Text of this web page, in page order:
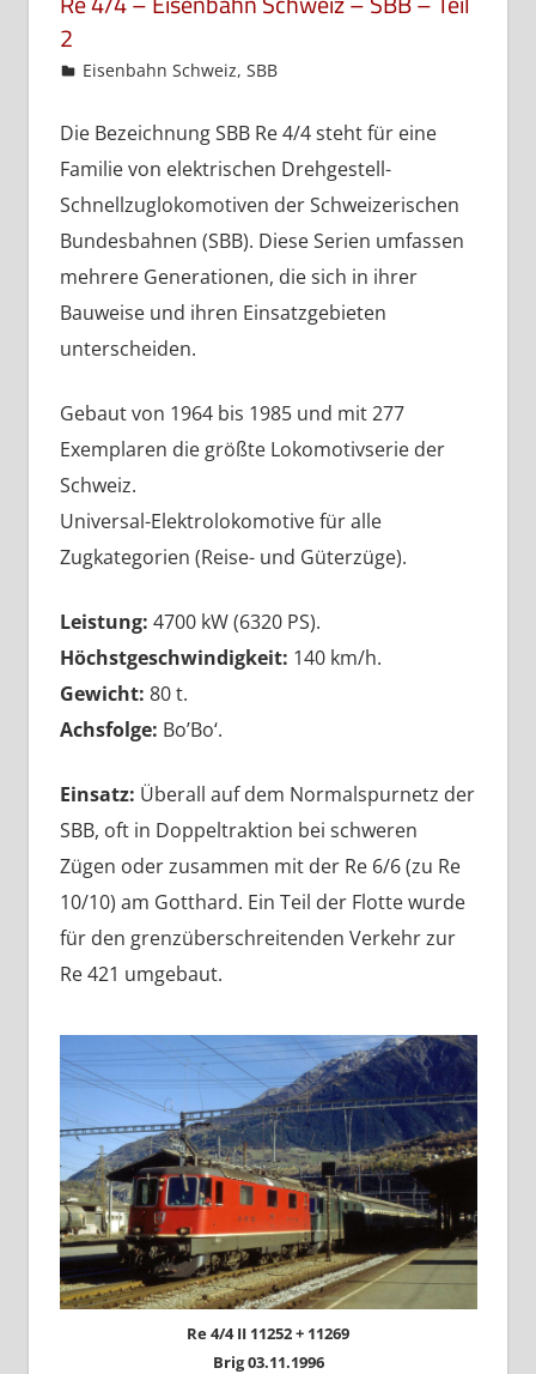
2
admin
Eisenbahn Schweiz,SBB
Die Bezeichnung SBB Re 4/4 steht für eine
Familie von elektrischen Drehgestell-
Schnellzuglokomotiven der Schweizerischen
Bundesbahnen (SBB). Diese Serien umfassen
mehrere Generationen, die sich in ihrer
Bauweise und ihren Einsatzgebieten
unterscheiden.
Gebaut von 1964 bis 1985 und mit 277
Exemplaren die größte Lokomotivserie der
Schweiz.
Universal-Elektrolokomotive für alle
Zugkategorien (Reise- und Güterzüge).
Leistung: 4700 kW (6320 PS).
Höchstgeschwindigkeit: 140 km/h.
Gewicht: 80 t.
Achsfolge: Bo’Bo‘.
Einsatz: Überall auf dem Normalspurnetz der
SBB, oft in Doppeltraktion bei schweren
Zügen oder zusammen mit der Re 6/6 (zu Re
10/10) am Gotthard. Ein Teil der Flotte wurde
für den grenzüberschreitenden Verkehr zur
Re 421 umgebaut.
Re 4/4 II 11252 + 11269
Brig 03.11.1996